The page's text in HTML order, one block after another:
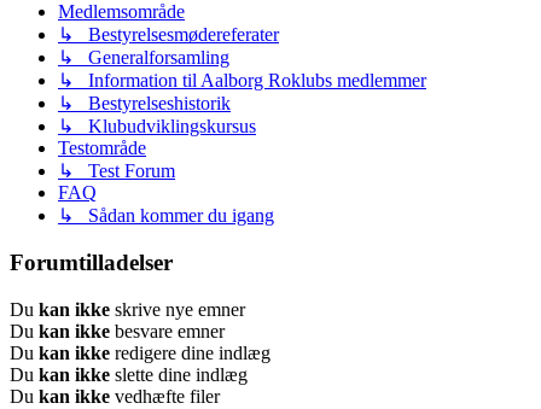
Medlemsområde
↳ Bestyrelsesmødereferater
↳ Generalforsamling
↳ Information til Aalborg Roklubs medlemmer
↳ Bestyrelseshistorik
↳ Klubudviklingskursus
Testområde
↳ Test Forum
FAQ
↳ Sådan kommer du igang
Forumtilladelser
Du kan ikke skrive nye emner
Du kan ikke besvare emner
Du kan ikke redigere dine indlæg
Du kan ikke slette dine indlæg
Du kan ikke vedhæfte filer